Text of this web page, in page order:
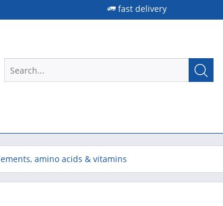
fast delivery
amino acids & vitamins